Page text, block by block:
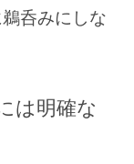
呑みにしな
は明確な